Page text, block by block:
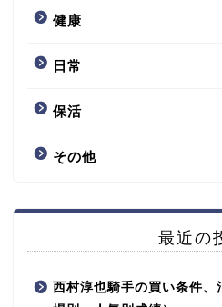
健康
日常
保活
その他
最近の
西村淳也騎手の買い条件、